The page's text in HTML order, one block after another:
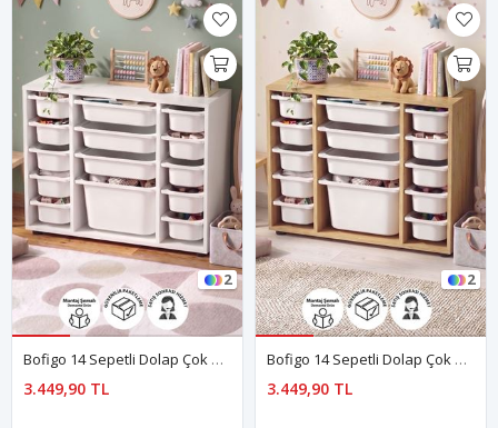
2
Bofigo 14 Sepetli Dolap Çok Amaçlı Dolap Oyuncak Dolabı Ela Beyaz
3.449,90 TL
2
Bofigo 14 Sepetli Dolap Çok Amaçlı Dolap Oyuncak Dolabı Ela Safir Meşe
3.449,90 TL